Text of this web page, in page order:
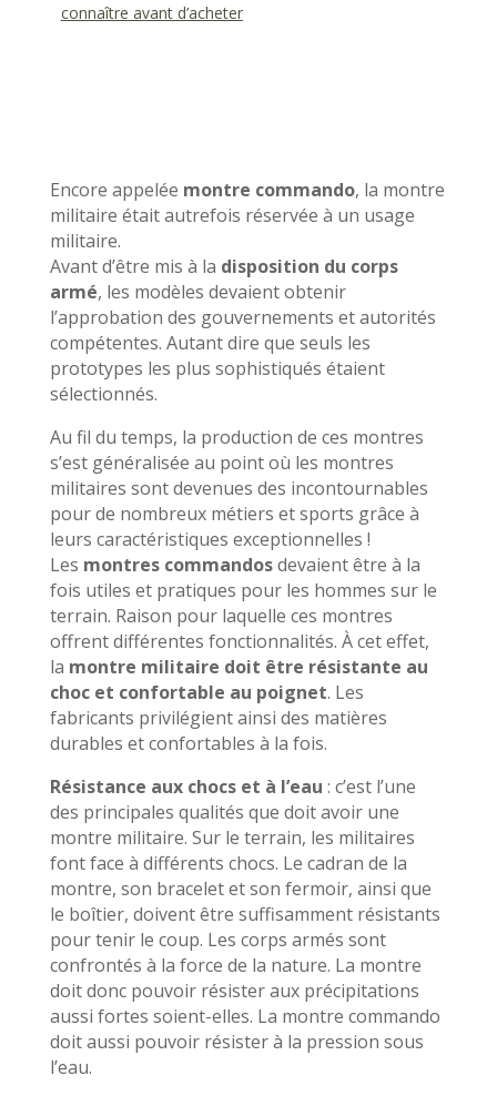
connaître avant d’acheter
Encore appelée montre commando, la montre
militaire était autrefois réservée à un usage
militaire.
Avant d’être mis à la disposition du corps
armé, les modèles devaient obtenir
l’approbation des gouvernements et autorités
compétentes. Autant dire que seuls les
prototypes les plus sophistiqués étaient
sélectionnés.
Au fil du temps, la production de ces montres
s’est généralisée au point où les montres
militaires sont devenues des incontournables
pour de nombreux métiers et sports grâce à
leurs caractéristiques exceptionnelles !
Les montres commandosdevaient être à la
fois utiles et pratiques pour les hommes sur le
terrain. Raison pour laquelle ces montres
offrent différentes fonctionnalités. À cet effet,
la montre militaire doit être résistante au
choc et confortable au poignet. Les
fabricants privilégient ainsi des matières
durables et confortables à la fois.
Résistance aux chocs et à l’eau : c’est l’une
des principales qualités que doit avoir une
montre militaire. Sur le terrain, les militaires
font face à différents chocs. Le cadran de la
montre, son bracelet et son fermoir, ainsi que
le boîtier, doivent être suffisamment résistants
pour tenir le coup. Les corps armés sont
confrontés à la force de la nature. La montre
doit donc pouvoir résister aux précipitations
aussi fortes soient-elles. La montre commando
doit aussi pouvoir résister à la pression sous
l’eau.